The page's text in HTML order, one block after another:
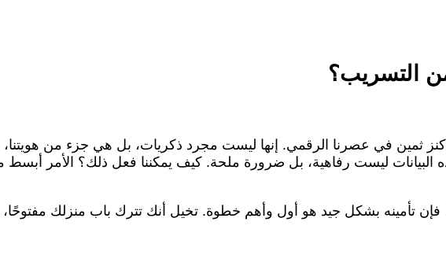
التسريب؟
كنز ثمين في عصرنا الرقمي. إنها ليست مجرد ذكريات، بل هي جزء من
البيانات ليست رفاهية، بل ضرورة ملحة. كيف يمكننا فعل ذلك؟ الأمر
تأمينه بشكل جيد هو أول وأهم خطوة. تخيل أنك تترك باب منزلك مفتوحًا،